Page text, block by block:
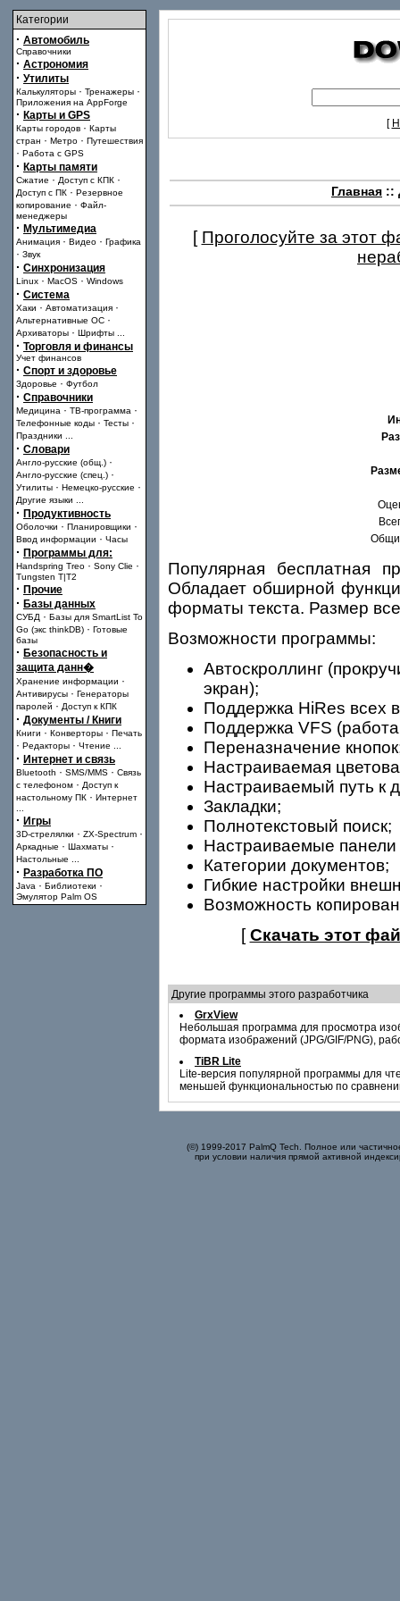
Категории
· Автомобиль
Справочники
· Астрономия
· Утилиты
Калькуляторы · Тренажеры ·
Приложения на AppForge
· Карты и GPS
Карты городов · Карты
стран · Метро · Путешествия
· Работа с GPS
· Карты памяти
Сжатие · Доступ с КПК ·
Доступ с ПК · Резервное
копирование · Файл-
менеджеры
· Мультимедиа
Анимация · Видео · Графика
· Звук
· Синхронизация
Linux · MacOS · Windows
· Система
Хаки · Автоматизация ·
Альтернативные ОС ·
Архиваторы · Шрифты
· Торговля и финансы
Учет финансов
· Спорт и здоровье
Здоровье · Футбол
· Справочники
Медицина · ТВ-программа ·
Телефонные коды · Тесты ·
Праздники
· Словари
Англо-русские (общ.) ·
Англо-русские (спец.) ·
Утилиты · Немецко-русские ·
Другие языки
· Продуктивность
Оболочки · Планировщики ·
Ввод информации · Часы
· Программы для:
Handspring Treo · Sony Clie ·
Tungsten T|T2
· Прочие
· Базы данных
СУБД · Базы для SmartList To
Go (экс thinkDB) · Готовые
базы
· Безопасность и
защита данн�
Хранение информации ·
Антивирусы · Генераторы
паролей · Доступ к КПК
· Документы / Книги
Книги · Конверторы · Печать
· Редакторы · Чтение
· Интернет и связь
Bluetooth · SMS/MMS · Связь
с телефоном · Доступ к
настольному ПК · Интернет
· Игры
3D-стрелялки · ZX-Spectrum ·
Аркадные · Шахматы ·
Настольные
· Разработка ПО
Java · Библиотеки ·
Эмулятор Palm OS
[
Главная ::
[ Проголосуйте за этот
Популярная бесплатная
Обладает обширной
форматы текста. Размер
Возможности программы:
Автоскроллинг
экран);
Поддержка HiRes всех
Поддержка VFS
Переназначение
Настраиваемая
Настраиваемый путь к
Закладки;
Полнотекстовый поиск;
Настраиваемые панели
Категории документов;
Гибкие настройки
Возможность
[Скачать этот
Другие программы этого разработчика
GrxView
Небольшая программа для просмотра
формата изображений (JPG/GIF/PNG),
TiBR Lite
Lite-версия популярной программы для
меньшей функциональностью по
(©) 1999-2017 PalmQ Tech. Полное или
при условии наличия прямой активной